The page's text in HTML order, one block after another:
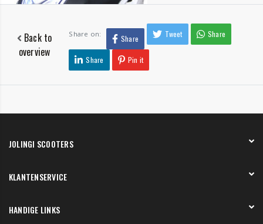
Back to
overview
Share on: Share Tweet Share
Share Pin it
JOLINGI SCOOTERS
Onze showroom
KLANTENSERVICE
Verzending en bezorging
HANDIGE LINKS